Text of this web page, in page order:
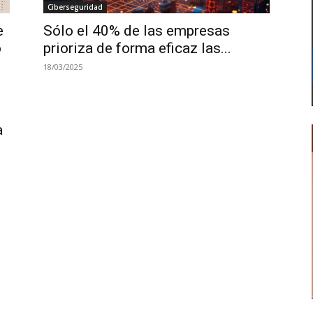
Ciberseguridad
Sólo el 40% de las empresas
prioriza de forma eficaz las...
18/03/2025